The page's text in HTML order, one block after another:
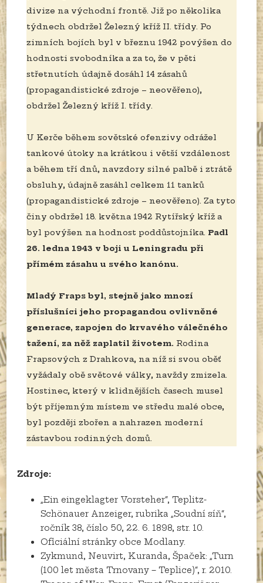
divize na východní frontě. Již po několika
týdnech obdržel Železný kříž II. třídy. Po
zimních bojích byl v březnu 1942 povýšen do
hodnosti svobodníka a za to, že v pěti
střetnutích údajně dosáhl 14 zásahů
(propagandistické zdroje – neověřeno),
obdržel Železný kříž I. třídy.
U Kerče během sovětské ofenzivy odrážel
tankové útoky na krátkou i větší vzdálenost
a během tří dnů, navzdory silné palbě i ztrátě
obsluhy, údajně zasáhl celkem 11 tanků
(propagandistické zdroje – neověřeno). Za tyto
činy obdržel 18. května 1942 Rytířský kříž a
byl povýšen na hodnost poddůstojníka. Padl
26. ledna 1943 v boji u Leningradu při
přímém zásahu u svého kanónu.
Mladý Fraps byl, stejně jako mnozí
příslušníci jeho propagandou ovlivněné
generace, zapojen do krvavého válečného
tažení, za něž zaplatil životem. Rodina
Frapsových z Drahkova, na níž si svou oběť
vyžádaly obě světové války, navždy zmizela.
Hostinec, který v klidnějších časech musel
být příjemným místem ve středu malé obce,
byl později zbořen a nahrazen moderní
zástavbou rodinných domů.
Zdroje:
„Ein eingeklagter Vorsteher“, Teplitz-
Schönauer Anzeiger, rubrika „Soudní síň“,
ročník 38, číslo 50, 22. 6. 1898, str. 10.
Oficiální stránky obce Modlany.
Zykmund, Neuvirt, Kuranda, Špaček: „Turn
(100 let města Trnovany – Teplice)“, r. 2010.